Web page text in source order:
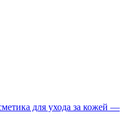
для ухода за кожей —